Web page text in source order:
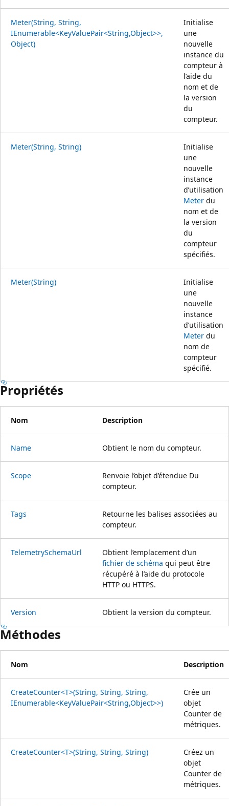
Meter(String, String,
IEnumerable<KeyValuePair<String,Object>>,
Object)
Initialise
une
nouvelle
instance du
compteur à
l’aide du
nom et de
la version
du
compteur.
Meter(String, String)
Initialise
une
nouvelle
instance
d’utilisation
Meter du
nom et de
la version
du
compteur
spécifiés.
Meter(String)
Initialise
une
nouvelle
instance
d’utilisation
Meter du
nom de
compteur
spécifié.
Propriétés
Nom Description
Name Obtient le nom du compteur.
Scope
Renvoie l’objet d’étendue Du
compteur.
Tags
Retourne les balises associées au
compteur.
TelemetrySchemaUrl
Obtient l’emplacement d’un
fichier de schéma qui peut être
récupéré à l’aide du protocole
HTTP ou HTTPS.
Version Obtient la version du compteur.
Méthodes
Nom Description
CreateCounter<T>(String, String, String,
IEnumerable<KeyValuePair<String,Object>>)
Crée un
objet
Counter de
métriques.
CreateCounter<T>(String, String, String)
Créez un
objet
Counter de
métriques.